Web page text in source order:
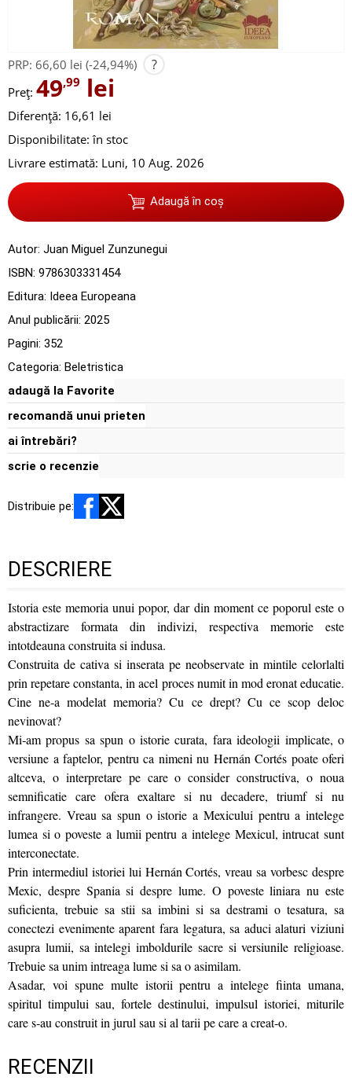
PRP: 66,60 lei (-24,94%) ?
Preț: 49,99 lei
Diferență: 16,61 lei
Disponibilitate: în stoc
Livrare estimată: Luni, 10 Aug. 2026
Adaugă în coș
Autor: Juan Miguel Zunzunegui
ISBN: 9786303331454
Editura: Ideea Europeana
Anul publicării: 2025
Pagini: 352
Categoria: Beletristica
adaugă la Favorite
recomandă unui prieten
ai întrebări?
scrie o recenzie
Distribuie pe:
DESCRIERE
Istoria este memoria unui popor, dar din moment ce poporul este o
abstractizare formata din indivizi, respectiva memorie este
intotdeauna construita si indusa.
Construita de cativa si inserata pe neobservate in mintile celorlalti
prin repetare constanta, in acel proces numit in mod eronat educatie.
Cine ne‑a modelat memoria? Cu ce drept? Cu ce scop deloc
nevinovat?
Mi‑am propus sa spun o istorie curata, fara ideologii implicate, o
versiune a faptelor, pentru ca nimeni nu Hernán Cortés poate oferi
altceva, o interpretare pe care o consider constructiva, o noua
semnificatie care ofera exaltare si nu decadere, triumf si nu
infrangere. Vreau sa spun o istorie a Mexicului pentru a intelege
lumea si o poveste a lumii pentru a intelege Mexicul, intrucat sunt
interconectate.
Prin intermediul istoriei lui Hernán Cortés, vreau sa vorbesc despre
Mexic, despre Spania si despre lume. O poveste liniara nu este
suficienta, trebuie sa stii sa imbini si sa destrami o tesatura, sa
conectezi evenimente aparent fara legatura, sa aduci alaturi viziuni
asupra lumii, sa intelegi imboldurile sacre si versiunile religioase.
Trebuie sa unim intreaga lume si sa o asimilam.
Asadar, voi spune multe istorii pentru a intelege fiinta umana,
spiritul timpului sau, fortele destinului, impulsul istoriei, miturile
care s‑au construit in jurul sau si al tarii pe care a creat‑o.
RECENZII